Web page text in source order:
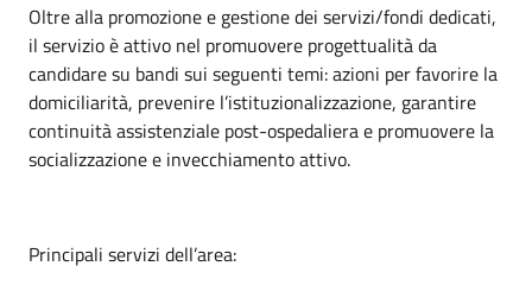
Oltre alla promozione e gestione dei servizi/fondi dedicati,
il servizio è attivo nel promuovere progettualità da
candidare su bandi sui seguenti temi: azioni per favorire la
domiciliarità, prevenire l’istituzionalizzazione, garantire
continuità assistenziale post-ospedaliera e promuovere la
socializzazione e invecchiamento attivo.
Principali servizi dell’area: